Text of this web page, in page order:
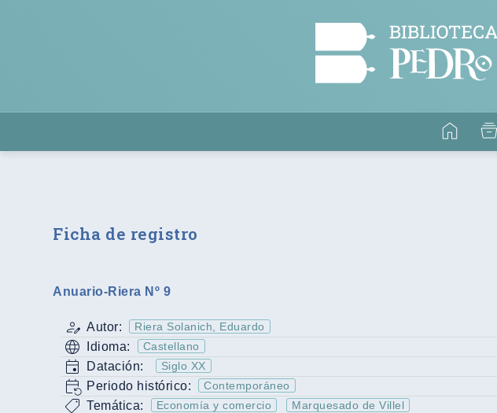
Ficha de registro
Anuario-Riera Nº 9
Autor: Riera Solanich, Eduardo
Idioma: Castellano
Datación: Siglo XX
Periodo histórico: Contemporáneo
Temática: Economía y comercio Marquesado de Villel